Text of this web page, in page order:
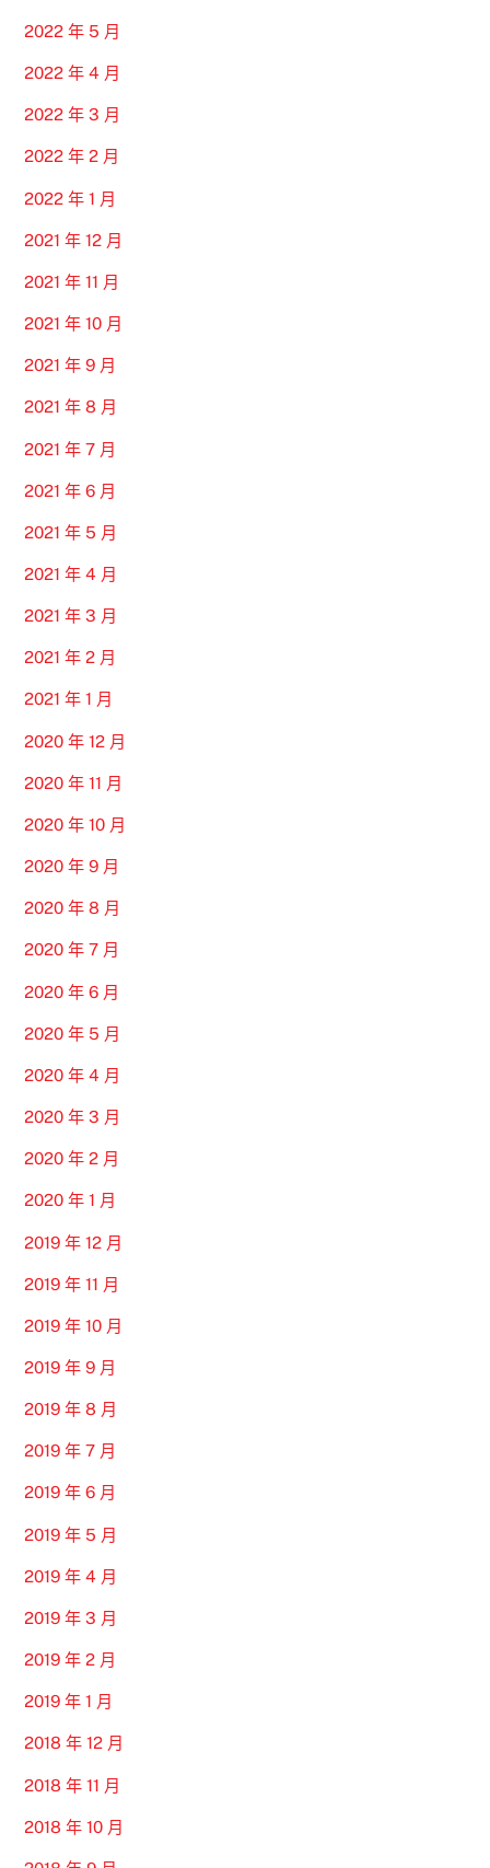
2022 年 5 月
2022 年 4 月
2022 年 3 月
2022 年 2 月
2022 年 1 月
2021 年 12 月
2021 年 11 月
2021 年 10 月
2021 年 9 月
2021 年 8 月
2021 年 7 月
2021 年 6 月
2021 年 5 月
2021 年 4 月
2021 年 3 月
2021 年 2 月
2021 年 1 月
2020 年 12 月
2020 年 11 月
2020 年 10 月
2020 年 9 月
2020 年 8 月
2020 年 7 月
2020 年 6 月
2020 年 5 月
2020 年 4 月
2020 年 3 月
2020 年 2 月
2020 年 1 月
2019 年 12 月
2019 年 11 月
2019 年 10 月
2019 年 9 月
2019 年 8 月
2019 年 7 月
2019 年 6 月
2019 年 5 月
2019 年 4 月
2019 年 3 月
2019 年 2 月
2019 年 1 月
2018 年 12 月
2018 年 11 月
2018 年 10 月